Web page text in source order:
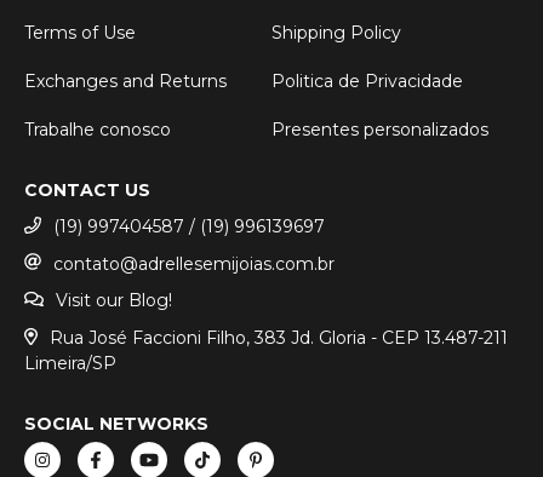
Terms of Use Shipping Policy
Exchanges and Returns Politica de Privacidade
Trabalhe conosco Presentes personalizados
CONTACT US
(19) 997404587 / (19) 996139697
contato@adrellesemijoias.com.br
Visit our Blog!
Rua José Faccioni Filho, 383 Jd. Gloria - CEP 13.487-211
Limeira/SP
SOCIAL NETWORKS